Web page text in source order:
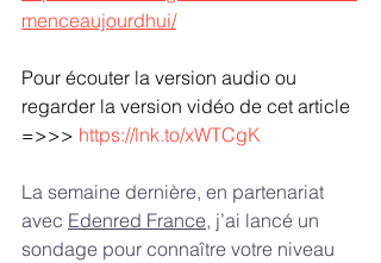
menceaujourdhui/
Pour écouter la version audio ou
regarder la version vidéo de cet article
=>>> https://lnk.to/xWTCgK
La semaine dernière, en partenariat
avec Edenred France, j’ai lancé un
sondage pour connaître votre niveau